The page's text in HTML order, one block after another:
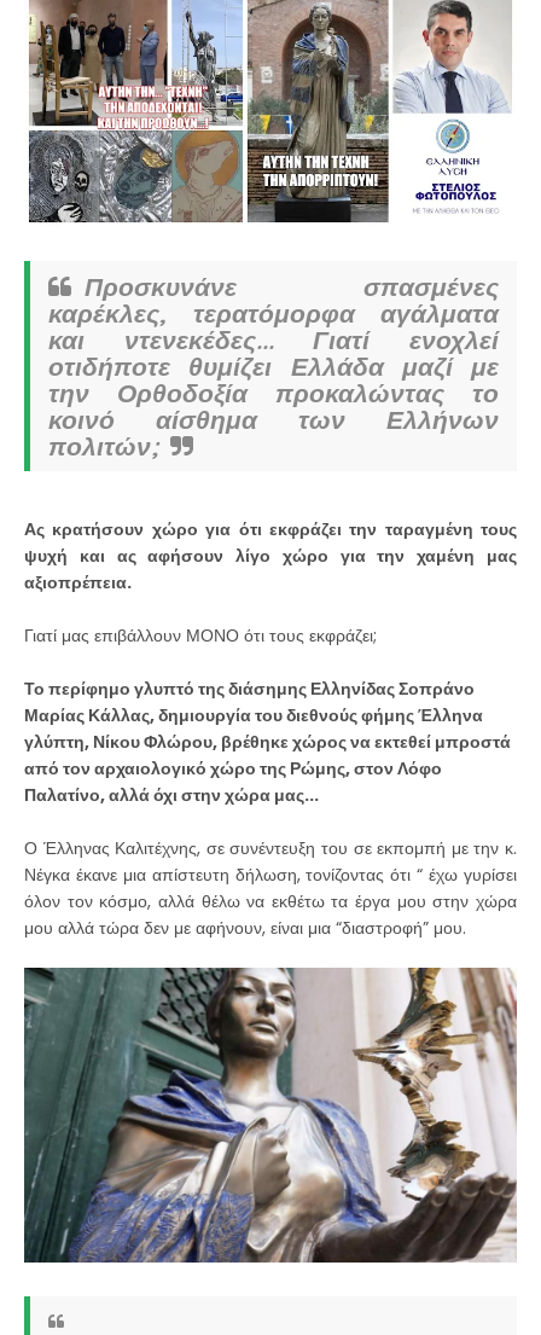
Προσκυνάνε σπασμένες
καρέκλες, τερατόμορφα αγάλματα
και ντενεκέδες... Γιατί ενοχλεί
οτιδήποτε θυμίζει Ελλάδα μαζί με
την Ορθοδοξία προκαλώντας το
κοινό αίσθημα των Ελλήνων
πολιτών;
Ας κρατήσουν χώρο για ότι εκφράζει την ταραγμένη τους
ψυχή και ας αφήσουν λίγο χώρο για την χαμένη μας
αξιοπρέπεια.
Γιατί μας επιβάλλουν ΜΟΝΟ ότι τους εκφράζει;
Το περίφημο γλυπτό της διάσημης Ελληνίδας Σοπράνο
Μαρίας Κάλλας, δημιουργία του διεθνούς φήμης Έλληνα
γλύπτη, Νίκου Φλώρου, βρέθηκε χώρος να εκτεθεί μπροστά
από τον αρχαιολογικό χώρο της Ρώμης, στον Λόφο
Παλατίνο, αλλά όχι στην χώρα μας...
Ο Έλληνας Καλιτέχνης, σε συνέντευξη του σε εκπομπή με την κ.
Νέγκα έκανε μια απίστευτη δήλωση, τονίζοντας ότι “ έχω γυρίσει
όλον τον κόσμο, αλλά θέλω να εκθέτω τα έργα μου στην χώρα
μου αλλά τώρα δεν με αφήνουν, είναι μια “διαστροφή” μου.